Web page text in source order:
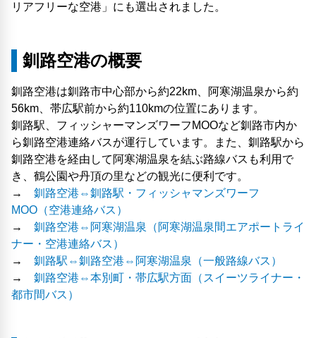
リアフリーな空港」にも選出されました。
釧路空港の概要
釧路空港は釧路市中心部から約22km、阿寒湖温泉から約
56km、帯広駅前から約110kmの位置にあります。
釧路駅、フィッシャーマンズワーフMOOなど釧路市内か
ら釧路空港連絡バスが運行しています。また、釧路駅から
釧路空港を経由して阿寒湖温泉を結ぶ路線バスも利用で
き、鶴公園や丹頂の里などの観光に便利です。
→ 釧路空港⇔釧路駅・フィッシャマンズワーフ
MOO（空港連絡バス）
→ 釧路空港⇔阿寒湖温泉（阿寒湖温泉間エアポートライ
ナー・空港連絡バス）
→ 釧路駅⇔釧路空港⇔阿寒湖温泉（一般路線バス）
→ 釧路空港⇔本別町・帯広駅方面（スイーツライナー・
都市間バス）